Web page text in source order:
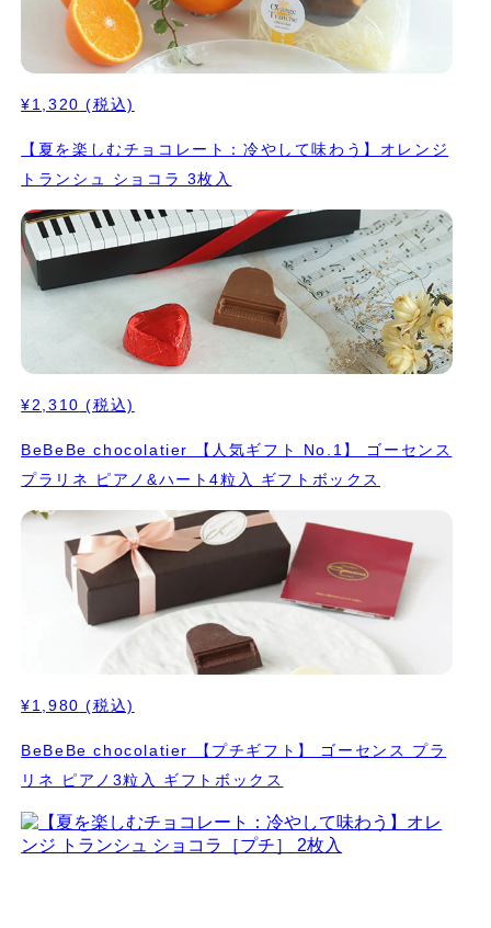
¥1,320 (税込)
【夏を楽しむチョコレート：冷やして味わう】オレンジ
トランシュ ショコラ 3枚入
¥2,310 (税込)
BeBeBe chocolatier 【人気ギフト No.1】 ゴーセンス
プラリネ ピアノ&ハート4粒入 ギフトボックス
¥1,980 (税込)
BeBeBe chocolatier 【プチギフト】 ゴーセンス プラ
リネ ピアノ3粒入 ギフトボックス